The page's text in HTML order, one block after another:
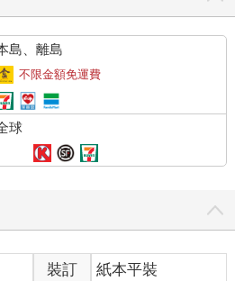
種種跡象明顯透露，好菌絕對能夠
家已經證明，在醫院裡使用化學
只有短期效果，中期來看反而招致
體在短時間內就會回歸，而且和漫
愈挫愈勇！
攻擊的能力，之後就再也趕不走
菌的益生菌藥劑，遠比化學製品來
攻敵對的單細胞，並且大獲全勝──自
菌都無法捲土重來。
島、離島
不限金額免運費
球
裝訂
紙本平裝